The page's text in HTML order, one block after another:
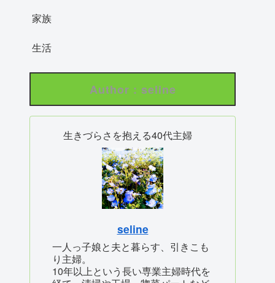
家族
生活
Author : seline
生きづらさを抱える40代主婦
seline
一人っ子娘と夫と暮らす、引きこも
り主婦。
10年以上という長い専業主婦時代を